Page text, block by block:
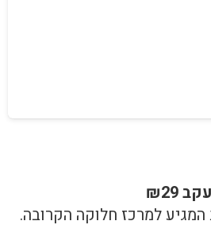
₪29
למרכז חלוקה הקרובה.